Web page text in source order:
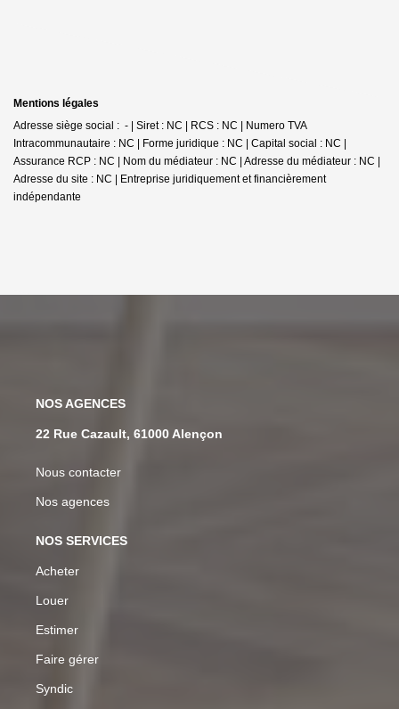
Mentions légales
Adresse siège social : - | Siret : NC | RCS : NC | Numero TVA
Intracommunautaire : NC | Forme juridique : NC | Capital social : NC |
Assurance RCP : NC | Nom du médiateur : NC | Adresse du médiateur : NC |
Adresse du site : NC | Entreprise juridiquement et financièrement
indépendante
NOS AGENCES
22 Rue Cazault, 61000 Alençon
Nous contacter
Nos agences
NOS SERVICES
Acheter
Louer
Estimer
Faire gérer
Syndic